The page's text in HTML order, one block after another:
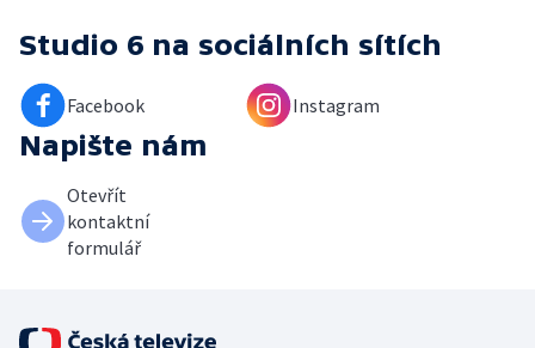
Studio 6 na sociálních sítích
Facebook Instagram
Napište nám
Otevřít
kontaktní
formulář